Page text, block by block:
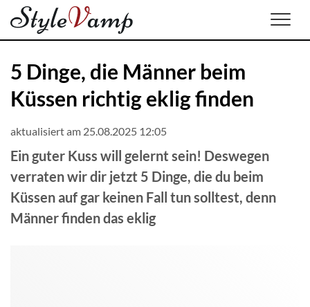
5 Dinge, die Männer beim
Küssen richtig eklig finden
aktualisiert am 25.08.2025 12:05
Ein guter Kuss will gelernt sein! Deswegen
verraten wir dir jetzt 5 Dinge, die du beim
Küssen auf gar keinen Fall tun solltest, denn
Männer finden das eklig